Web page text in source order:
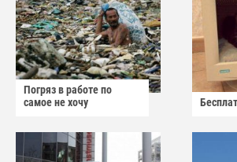
Погряз в работе по
самое не хочу